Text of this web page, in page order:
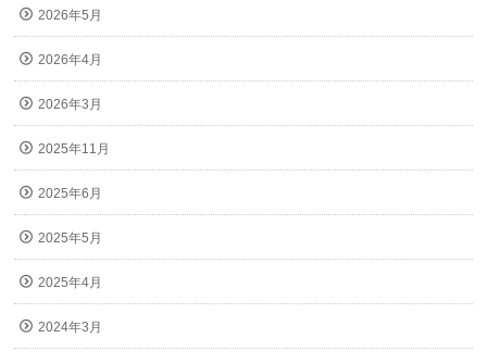
2026年5月
2026年4月
2026年3月
2025年11月
2025年6月
2025年5月
2025年4月
2024年3月